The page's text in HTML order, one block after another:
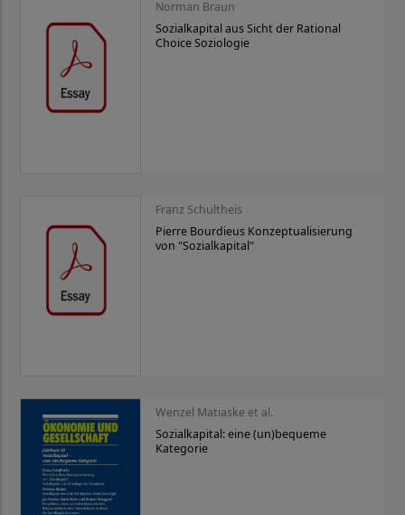
Norman Braun
Sozialkapital aus Sicht der Rational
Choice Soziologie
Franz Schultheis
Pierre Bourdieus Konzeptualisierung
von "Sozialkapital"
Wenzel Matiaske et al.
Sozialkapital: eine (un)bequeme
Kategorie